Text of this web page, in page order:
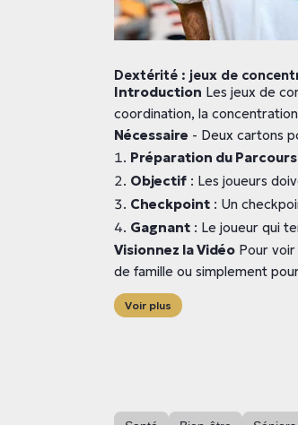
Dextérité : jeux de
Introduction Les jeux de
coordination, la
Nécessaire - Deux cartons
Préparation du Parcours
Objectif : Les joueurs
Checkpoint : Un
Gagnant : Le joueur qui
Visionnez la Vidéo Pour
de famille ou simplement
Voir plus